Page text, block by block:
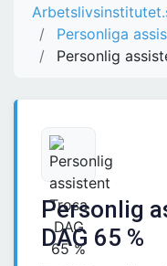
Personliga
Personlig
Personlig
DAG 65 %